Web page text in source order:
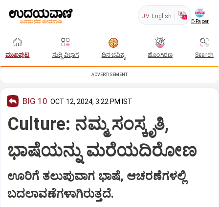
UV English
E-Paper
ಮುಖಪುಟ ಸುದ್ದಿ ವಿಭಾಗ ದಿನ ಭವಿಷ್ಯ ಹೊಂಗಿರಣ Search
ADVERTISEMENT
BIG 10 OCT 12, 2024, 3:22 PM IST
Culture: ನಮ್ಮ ಸಂಸ್ಕೃತಿ,
ಭಾಷೆಯನ್ನು ಮರೆಯದಿರೋಣ
ಊರಿಗೆ ತಲುಪುವಾಗ ಭಾಷೆ, ಆಚರಣೆಗಳಲ್ಲಿ
ಬದಲಾವಣೆಗಳಾಗಿರುತ್ತದೆ.